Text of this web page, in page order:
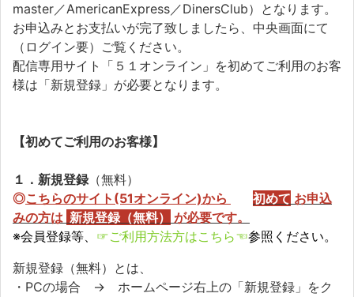
master／AmericanExpress／DinersClub）となります。
お申込みとお支払いが完了致しましたら、中央画面にて
（ログイン要）ご覧ください。
配信専用サイト「５１オンライン」を初めてご利用のお客
様は「新規登録」が必要となります。
【初めてご利用のお客様】
１．新規登録（無料）
◎こちらのサイト(51オンライン)から 初めて お申込
みの方は 新規登録（無料）
が必要です。
※会員登録等、 ☞ご利用方法方はこちら☜参照ください。
新規登録（無料）とは、
・PCの場合 → ホームページ右上の「新規登録」をク